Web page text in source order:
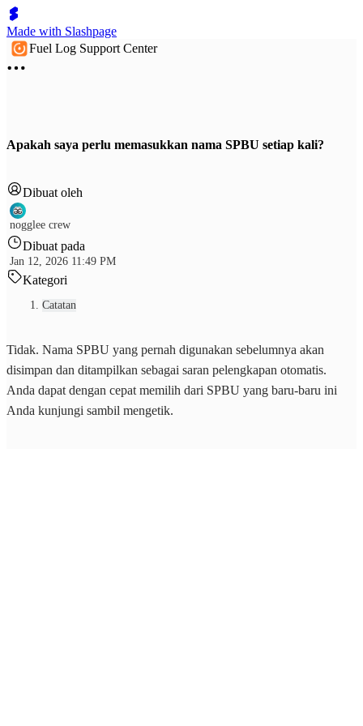
Made with Slashpage
Fuel Log Support Center
Apakah saya perlu memasukkan nama SPBU setiap kali?
Dibuat oleh
nogglee crew
Dibuat pada
Jan 12, 2026 11:49 PM
Kategori
Catatan
Tidak. Nama SPBU yang pernah digunakan sebelumnya akan
disimpan dan ditampilkan sebagai saran pelengkapan otomatis.
Anda dapat dengan cepat memilih dari SPBU yang baru-baru ini
Anda kunjungi sambil mengetik.